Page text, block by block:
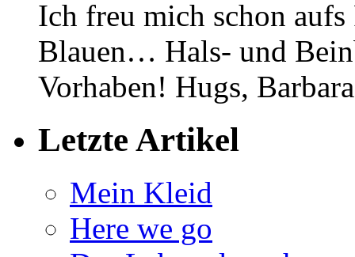
Ich freu mich schon
Blauen… Hals- und
Vorhaben! Hugs, Barbara
Letzte Artikel
Mein Kleid
Here we go